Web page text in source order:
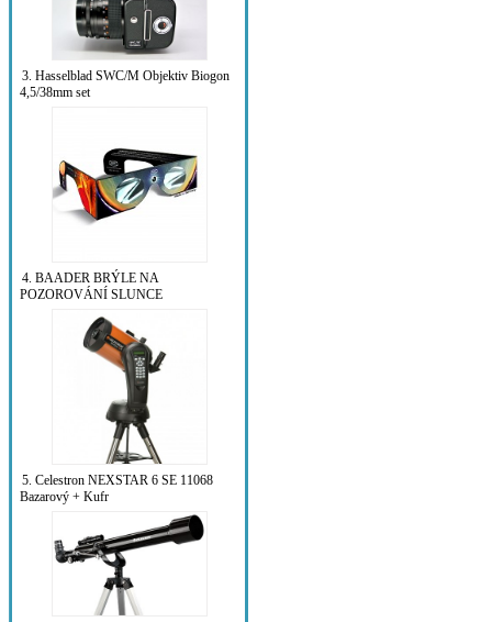
3. Hasselblad SWC/M Objektiv Biogon
4,5/38mm set
4. BAADER BRÝLE NA
POZOROVÁNÍ SLUNCE
5. Celestron NEXSTAR 6 SE 11068
Bazarový + Kufr